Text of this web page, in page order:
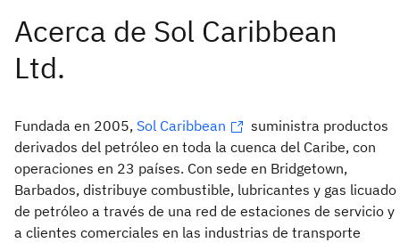
Fundada en 2005, Sol Caribbean
suministra productos
derivados del petróleo en toda la cuenca del Caribe, con
operaciones en 23 países. Con sede en Bridgetown,
Barbados, distribuye combustible, lubricantes y gas licuado
de petróleo a través de una red de estaciones de servicio y
a clientes comerciales en las industrias de transporte